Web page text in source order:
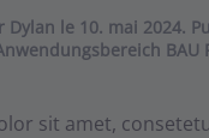
Dylan le 10. mai 2024.
BAU
sit amet,